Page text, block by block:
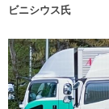
ビニシウス氏